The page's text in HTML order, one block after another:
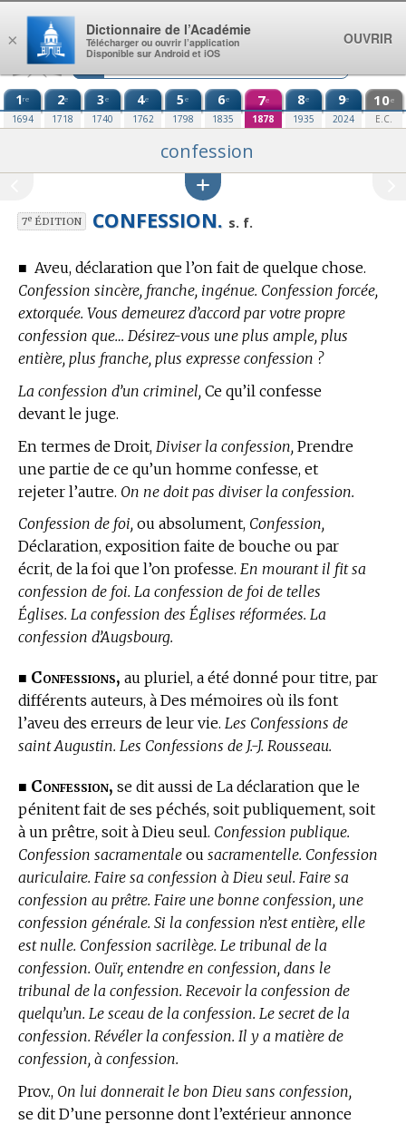
Aller au contenu
1re
1694
2e
1718
3e
1740
4e
1762
5e
1798
6e
1835
7e
1878
8e
1935
9e
2024
10e
E.C.
confession
7eÉDITION CONFESSION. s. f.
■ Aveu, déclaration que l’on fait de quelque chose.
Confession sincère, franche, ingénue. Confession forcée,
extorquée. Vous demeurez d’accord par votre propre
confession que… Désirez-vous une plus ample, plus
entière, plus franche, plus expresse confession ?
La confession d’un criminel, Ce qu’il confesse
devant le juge.
En termes de Droit, Diviser la confession, Prendre
une partie de ce qu’un homme confesse, et
rejeter l’autre. On ne doit pas diviser la confession.
Confession de foi, ou absolument, Confession,
Déclaration, exposition faite de bouche ou par
écrit, de la foi que l’on professe. En mourant il fit sa
confession de foi. La confession de foi de telles
Églises. La confession des Églises réformées. La
confession d’Augsbourg.
■ Confessions, au pluriel, a été donné pour titre, par
différents auteurs, à Des mémoires où ils font
l’aveu des erreurs de leur vie. Les Confessions de
saint Augustin. Les Confessions de J.-J. Rousseau.
■ Confession, se dit aussi de La déclaration que le
pénitent fait de ses péchés, soit publiquement, soit
à un prêtre, soit à Dieu seul. Confession publique.
Confession sacramentale ou sacramentelle. Confession
auriculaire. Faire sa confession à Dieu seul. Faire sa
confession au prêtre. Faire une bonne confession, une
confession générale. Si la confession n’est entière, elle
est nulle. Confession sacrilège. Le tribunal de la
confession. Ouïr, entendre en confession, dans le
tribunal de la confession. Recevoir la confession de
quelqu’un. Le sceau de la confession. Le secret de la
confession. Révéler la confession. Il y a matière de
confession, à confession.
Prov., On lui donnerait le bon Dieu sans confession,
se dit D’une personne dont l’extérieur annonce
×
Dictionnaire de l’Académie
Télécharger ou ouvrir l’application
Disponible sur Android et iOS
OUVRIR